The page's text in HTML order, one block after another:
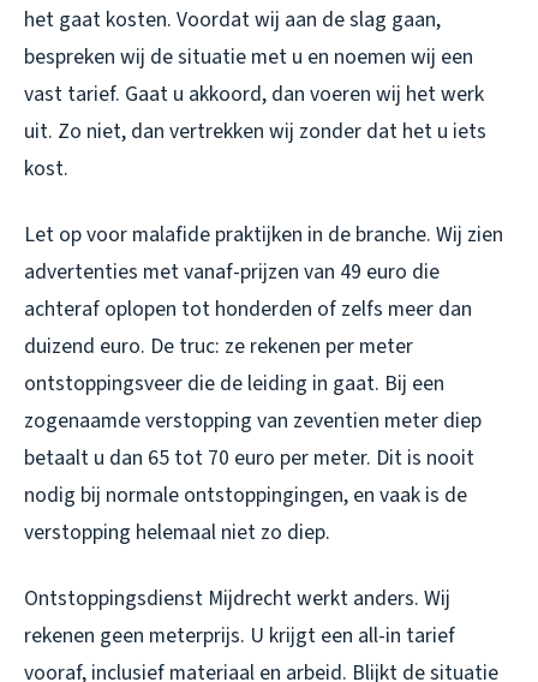
het gaat kosten. Voordat wij aan de slag gaan,
bespreken wij de situatie met u en noemen wij een
vast tarief. Gaat u akkoord, dan voeren wij het werk
uit. Zo niet, dan vertrekken wij zonder dat het u iets
kost.
Let op voor malafide praktijken in de branche. Wij zien
advertenties met vanaf-prijzen van 49 euro die
achteraf oplopen tot honderden of zelfs meer dan
duizend euro. De truc: ze rekenen per meter
ontstoppingsveer die de leiding in gaat. Bij een
zogenaamde verstopping van zeventien meter diep
betaalt u dan 65 tot 70 euro per meter. Dit is nooit
nodig bij normale ontstoppingingen, en vaak is de
verstopping helemaal niet zo diep.
Ontstoppingsdienst Mijdrecht werkt anders. Wij
rekenen geen meterprijs. U krijgt een all-in tarief
vooraf, inclusief materiaal en arbeid. Blijkt de situatie